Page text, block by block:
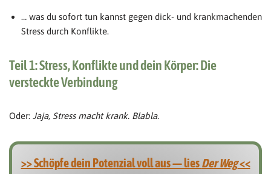
… was du sofort tun kannst gegen dick- und krankmachenden
Stress durch Konflikte.
Teil 1: Stress, Konflikte und dein Körper: Die
versteckte Verbindung
Oder: Jaja, Stress macht krank. Blabla.
>> Schöpfe dein Potenzial voll aus — liesDer Weg<<